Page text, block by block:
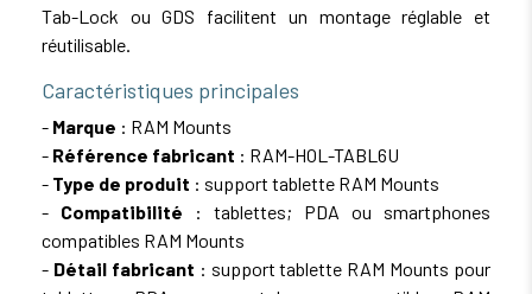
Tab-Lock ou GDS facilitent un montage réglable et
réutilisable.
Caractéristiques principales
- Marque : RAM Mounts
- Référence fabricant : RAM-HOL-TABL6U
- Type de produit : support tablette RAM Mounts
- Compatibilité : tablettes; PDA ou smartphones
compatibles RAM Mounts
- Détail fabricant : support tablette RAM Mounts pour